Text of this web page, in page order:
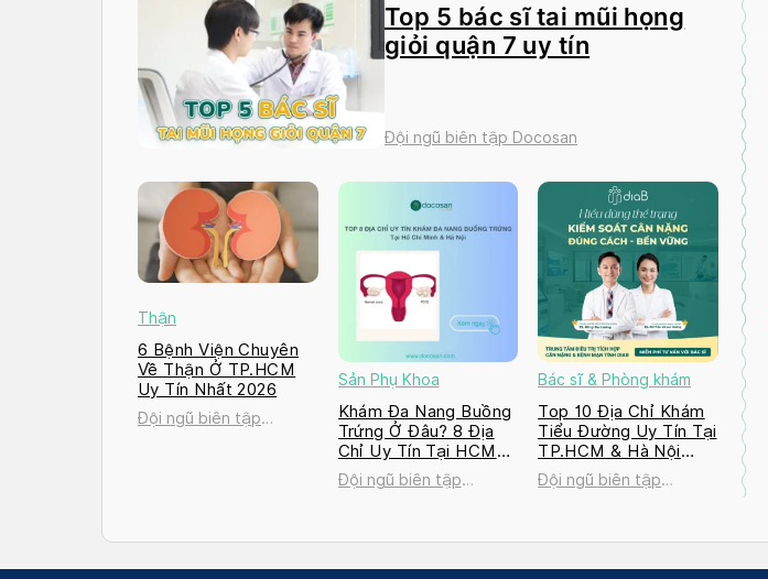
Top 5 bác sĩ tai mũi họng
giỏi quận 7 uy tín
Đội ngũ biên tập Docosan
Thận
6 Bệnh Viện Chuyên
Về Thận Ở TP.HCM
Uy Tín Nhất 2026
Đội ngũ biên tập
Sản Phụ Khoa
Khám Đa Nang Buồng
Trứng Ở Đâu? 8 Địa
Chỉ Uy Tín Tại HCM
và Hà Nội 2026
Đội ngũ biên tập
Bác sĩ & Phòng khám
Top 10 Địa Chỉ Khám
Tiểu Đường Uy Tín Tại
TP.HCM & Hà Nội
2026
Đội ngũ biên tập